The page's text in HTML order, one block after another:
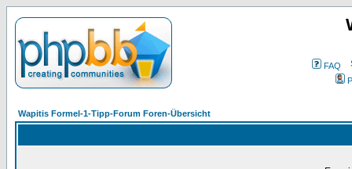
FAQ
Wapitis Formel-1-Tipp-Forum Foren-Übersicht